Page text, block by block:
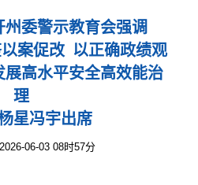
委警示教育会强调
案促改 以正确政绩观
高水平安全高效能治
理
星冯宇出席
06-03 08时57分